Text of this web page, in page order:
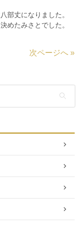
部丈になりました。
めたみさとでした。
次ページへ »